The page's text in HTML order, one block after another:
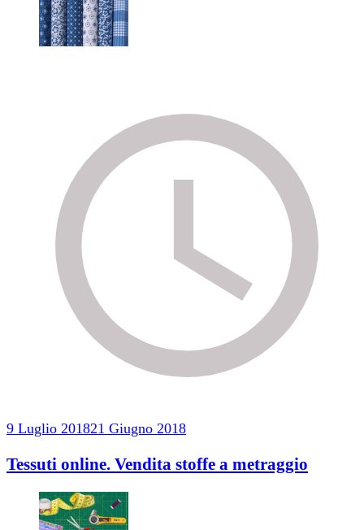
9 Luglio 201821 Giugno 2018
Tessuti online. Vendita stoffe a metraggio